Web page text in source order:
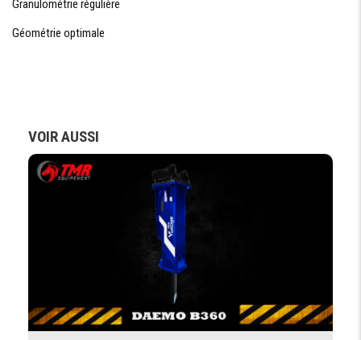
Granulométrie régulière
Géométrie optimale
VOIR AUSSI